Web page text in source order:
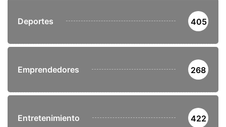
Deportes 405
Emprendedores 268
Entretenimiento 422